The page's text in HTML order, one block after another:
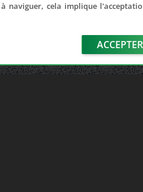
naviguer, cela implique
ACCEPTER